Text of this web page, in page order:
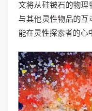
文将从硅铍石的物理
与其他灵性物品的
能在灵性探索者的心